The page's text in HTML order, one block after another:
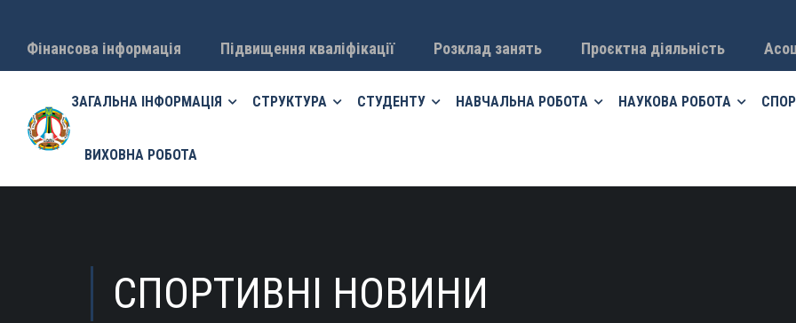
Фінансова інформація Підвищення кваліфікації Розклад занять Проєктна діяльність
ЗАГАЛЬНА ІНФОРМАЦІЯ СТРУКТУРА СТУДЕНТУ НАВЧАЛЬНА РОБОТА НАУКОВА РОБОТА
ВИХОВНА РОБОТА
СПОРТИВНІ НОВИНИ